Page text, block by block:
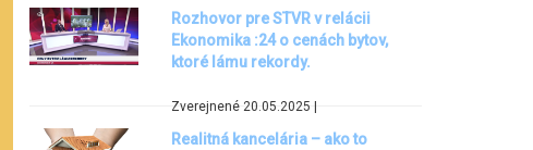
Rozhovor pre STVR v relácii
Ekonomika :24 o cenách bytov,
ktoré lámu rekordy.
Zverejnené 20.05.2025 |
Realitná kancelária – ako to